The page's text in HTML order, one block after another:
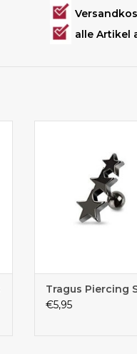
alle Artikel
Tragus Piercing
€5,95